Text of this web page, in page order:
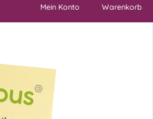
Warenkorb
Mein Konto